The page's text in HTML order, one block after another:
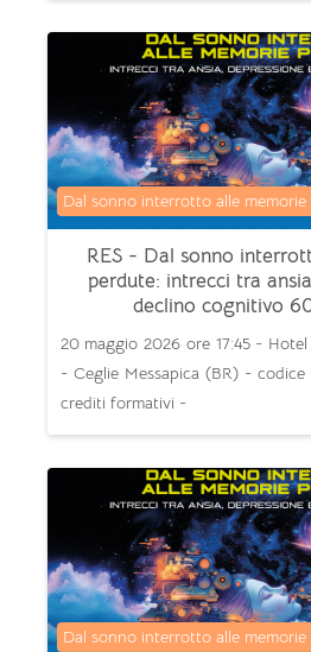
RES - Dal sonno
perdute: intrecci tra
declino cognitivo
Categoria di corsi
Dal sonno interrotto alle
20 maggio 2026 ore 17:45 -
- Ceglie Messapica (BR) -
crediti formativi -
Categoria di corsi
Dal sonno interrotto alle